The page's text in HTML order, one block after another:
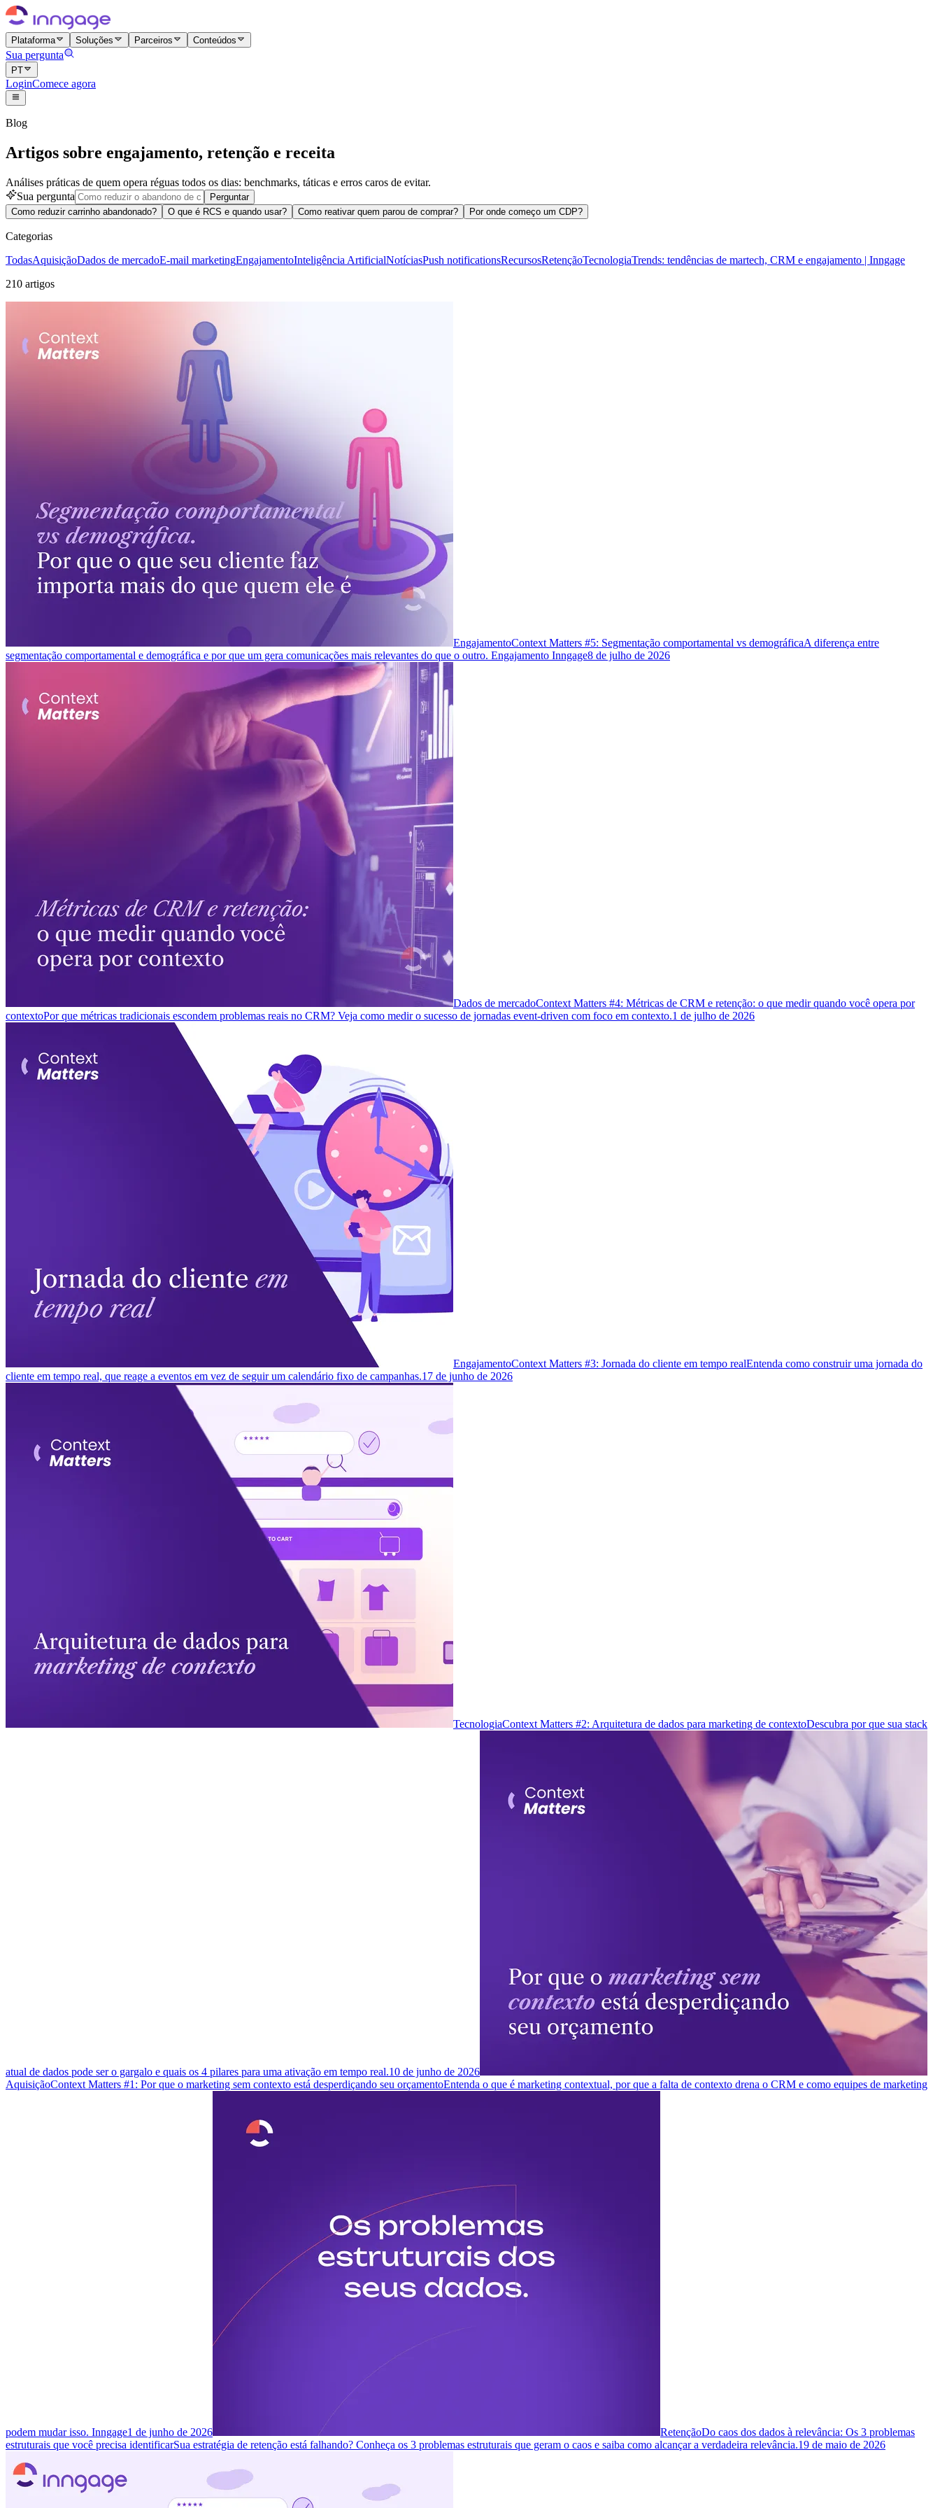
Plataforma Soluções Parceiros Conteúdos
Sua pergunta
PT
LoginComece agora
Blog
Artigos sobre engajamento, retenção e receita
Análises práticas de quem opera réguas todos os dias: benchmarks, táticas e erros caros de evitar.
Sua pergunta
Perguntar
Como reduzir carrinho abandonado?
O que é RCS e quando usar? Como reativar quem parou de comprar? Por onde começo um CDP?
Categorias
TodasAquisiçãoDados de mercadoE-mail marketingEngajamentoInteligência ArtificialNotíciasPush notificationsRecursosRetençãoTecnologiaTrends: tendências de martech, CRM e engajamento | Inngage
210 artigos
EngajamentoContext Matters #5: Segmentação comportamental vs demográficaA diferença entre
segmentação comportamental e demográfica e por que um gera comunicações mais relevantes do que o outro. Engajamento Inngage8 de julho de 2026
Dados de mercadoContext Matters #4: Métricas de CRM e retenção: o que medir quando você opera por
contextoPor que métricas tradicionais escondem problemas reais no CRM? Veja como medir o sucesso de jornadas event-driven com foco em contexto.1 de julho de 2026
EngajamentoContext Matters #3: Jornada do cliente em tempo realEntenda como construir uma jornada do
cliente em tempo real, que reage a eventos em vez de seguir um calendário fixo de campanhas.17 de junho de 2026
TecnologiaContext Matters #2: Arquitetura de dados para marketing de contextoDescubra por que sua stack
atual de dados pode ser o gargalo e quais os 4 pilares para uma ativação em tempo real.10 de junho de 2026
AquisiçãoContext Matters #1: Por que o marketing sem contexto está desperdiçando seu orçamentoEntenda o que é marketing contextual, por que a falta de contexto drena o CRM e como equipes de marketing
podem mudar isso. Inngage1 de junho de 2026 RetençãoDo caos dos dados à relevância: Os 3 problemas
estruturais que você precisa identificarSua estratégia de retenção está falhando? Conheça os 3 problemas estruturais que geram o caos e saiba como alcançar a verdadeira relevância.19 de maio de 2026